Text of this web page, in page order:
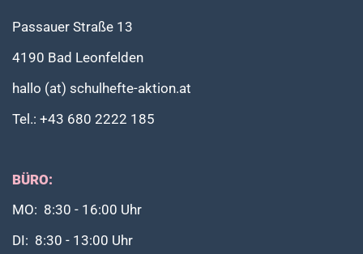
Passauer Straße 13
4190 Bad Leonfelden
hallo (at) schulhefte-aktion.at
Tel.: +43 680 2222 185
BÜRO:
MO: 8:30 - 16:00 Uhr
DI: 8:30 - 13:00 Uhr